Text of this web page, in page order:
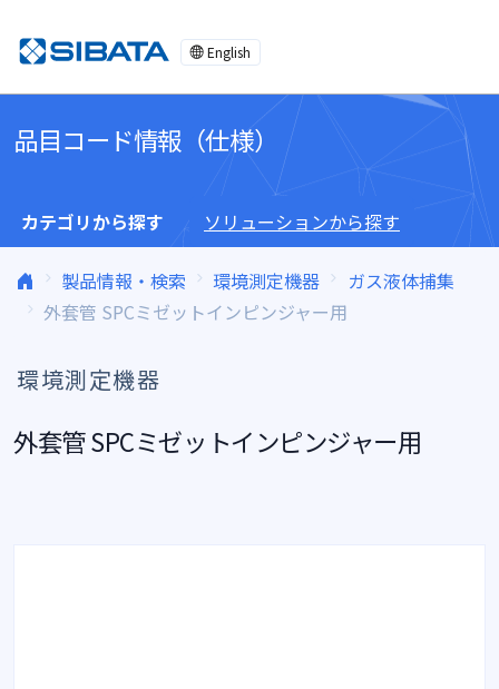
English
品目コード情報（仕様）
カテゴリから探す ソリューションから探す
製品情報・検索 環境測定機器
ガス液体捕集
外套管 SPCミゼットインピンジャー用
環境測定機器
外套管 SPCミゼットインピンジャー用